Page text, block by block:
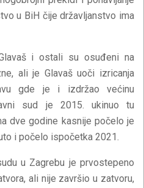
u BiH čije državljanstvo ima
i ostali su osuđeni na
ali je Glavaš uoči izricanja
gde je i izdržao većinu
sud je 2015. ukinuo tu
dve godine kasnije počelo je
i počelo ispočetka 2021.
u Zagrebu je prvostepeno
ali nije završio u zatvoru,